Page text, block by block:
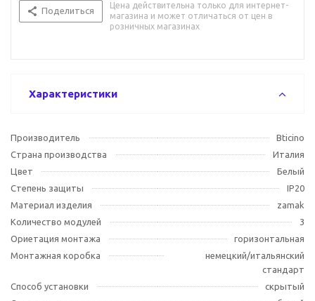
Поделиться
Цена действительна только для интернет-
магазина и может отличаться от цен в
розничных магазинах
Характеристики
Производитель
Bticino
Страна производства
Италия
Цвет
Белый
Степень защиты
IP20
Материал изделия
zamak
Количество модулей
3
Ориетация монтажа
горизонтальная
Монтажная коробка
немецкий/итальянский
стандарт
Способ установки
скрытый